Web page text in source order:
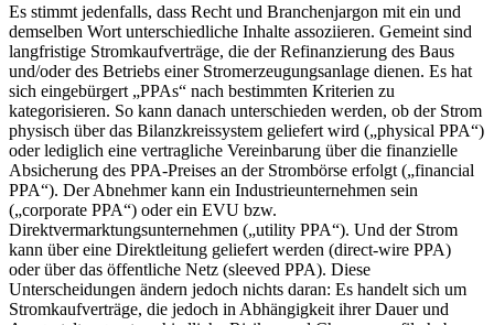
Es stimmt jedenfalls, dass Recht und Branchenjargon mit ein und
demselben Wort unterschiedliche Inhalte assoziieren. Gemeint sind
langfristige Stromkaufverträge, die der Refinanzierung des Baus
und/oder des Betriebs einer Stromerzeugungsanlage dienen. Es hat
sich eingebürgert „PPAs“ nach bestimmten Kriterien zu
kategorisieren. So kann danach unterschieden werden, ob der Strom
physisch über das Bilanzkreissystem geliefert wird („physical PPA“)
oder lediglich eine vertragliche Vereinbarung über die finanzielle
Absicherung des PPA-Preises an der Strombörse erfolgt („financial
PPA“). Der Abnehmer kann ein Industrieunternehmen sein
(„corporate PPA“) oder ein EVU bzw.
Direktvermarktungsunternehmen („utility PPA“). Und der Strom
kann über eine Direktleitung geliefert werden (direct-wire PPA)
oder über das öffentliche Netz (sleeved PPA). Diese
Unterscheidungen ändern jedoch nichts daran: Es handelt sich um
Stromkaufverträge, die jedoch in Abhängigkeit ihrer Dauer und